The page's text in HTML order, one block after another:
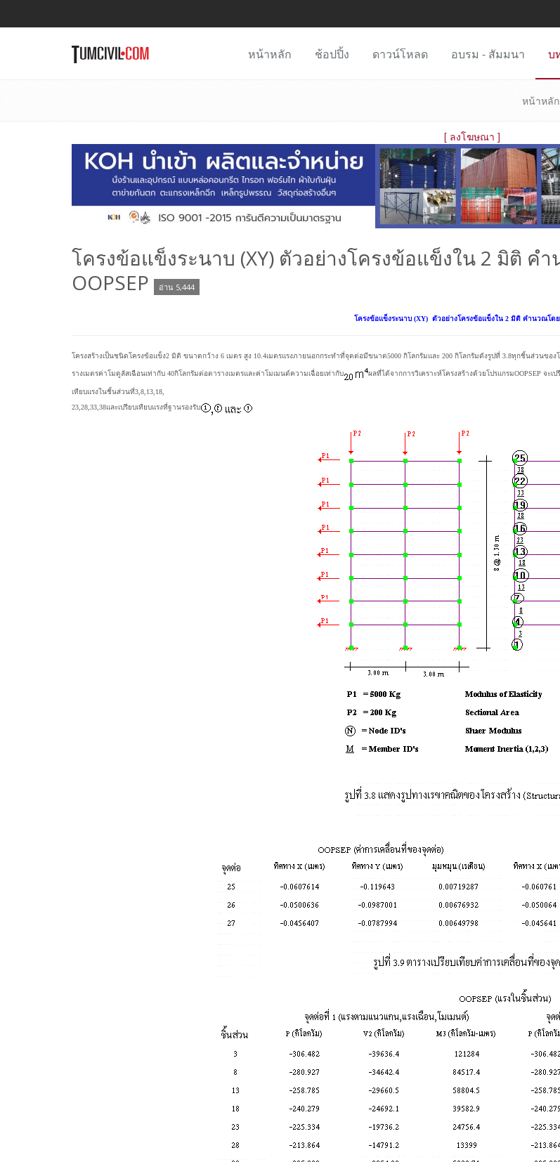
หน้าหลัก ช้อปปิ้ง ดาวน์โหลด อบรม - สัมมนา บ
หน้าหลัก
[ ลงโฆษณา ]
โครงข้อแข็งระนาบ (XY) ตัวอย่างโครงข้อแข็งใน 2 มิติ ค
OOPSEP
อ่าน 5,444
โครงข้อแข็งระนาบ (XY) ตัวอย่างโครงข้อแข็งใน 2 มิติ คำนวณโดย
โครงสร้างเป็นชนิดโครงข้อแข็ง2 มิติ ขนาดกว้าง 6 เมตร สูง 10.4เมตรแรงภายนอกกระทำที่จุดต่อมีขนาด5000 กิโลกรัมและ 200 กิโลกรัมดังรูปที่ 3.8ทุกชิ้นส่วนข
รางเมตรค่าโมดูลัสเฉือนเท่ากับ 40กิโลกรัมต่อตารางเมตรและค่าโมเมนต์ความเฉื่อยเท่ากับ ผลที่ได้จากการวิเคราะห์โครงสร้างด้วยโปรแกรมOOPSEP จะ
เทียบแรงในชิ้นส่วนที่3,8,13,18,
23,28,33,38และเปรียบเทียบแรงที่ฐานรองรับ